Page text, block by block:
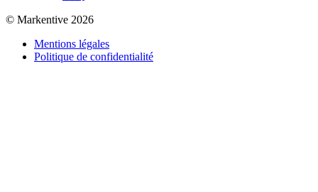
© Markentive 2026
Mentions légales
Politique de confidentialité